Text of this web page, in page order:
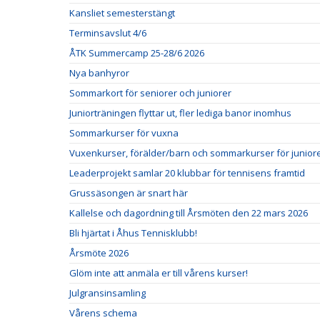
Kansliet semesterstängt
Terminsavslut 4/6
ÅTK Summercamp 25-28/6 2026
Nya banhyror
Sommarkort för seniorer och juniorer
Juniorträningen flyttar ut, fler lediga banor inomhus
Sommarkurser för vuxna
Vuxenkurser, förälder/barn och sommarkurser för
Leaderprojekt samlar 20 klubbar för tennisens framtid
Grussäsongen är snart här
Kallelse och dagordning till Årsmöten den 22 mars 2026
Bli hjärtat i Åhus Tennisklubb!
Årsmöte 2026
Glöm inte att anmäla er till vårens kurser!
Julgransinsamling
Vårens schema